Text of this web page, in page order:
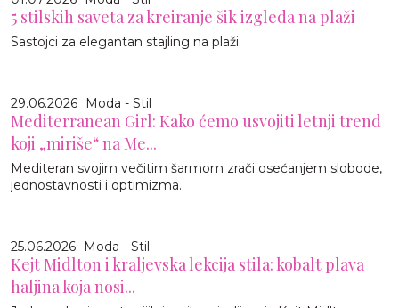
5 stilskih saveta za kreiranje šik izgleda na plaži
Sastojci za elegantan stajling na plaži.
29.06.2026 Moda - Stil
Mediterranean Girl: Kako ćemo usvojiti letnji trend
koji „miriše“ na Me...
Mediteran svojim večitim šarmom zrači osećanjem slobode,
jednostavnosti i optimizma.
25.06.2026 Moda - Stil
Kejt Midlton i kraljevska lekcija stila: kobalt plava
haljina koja nosi...